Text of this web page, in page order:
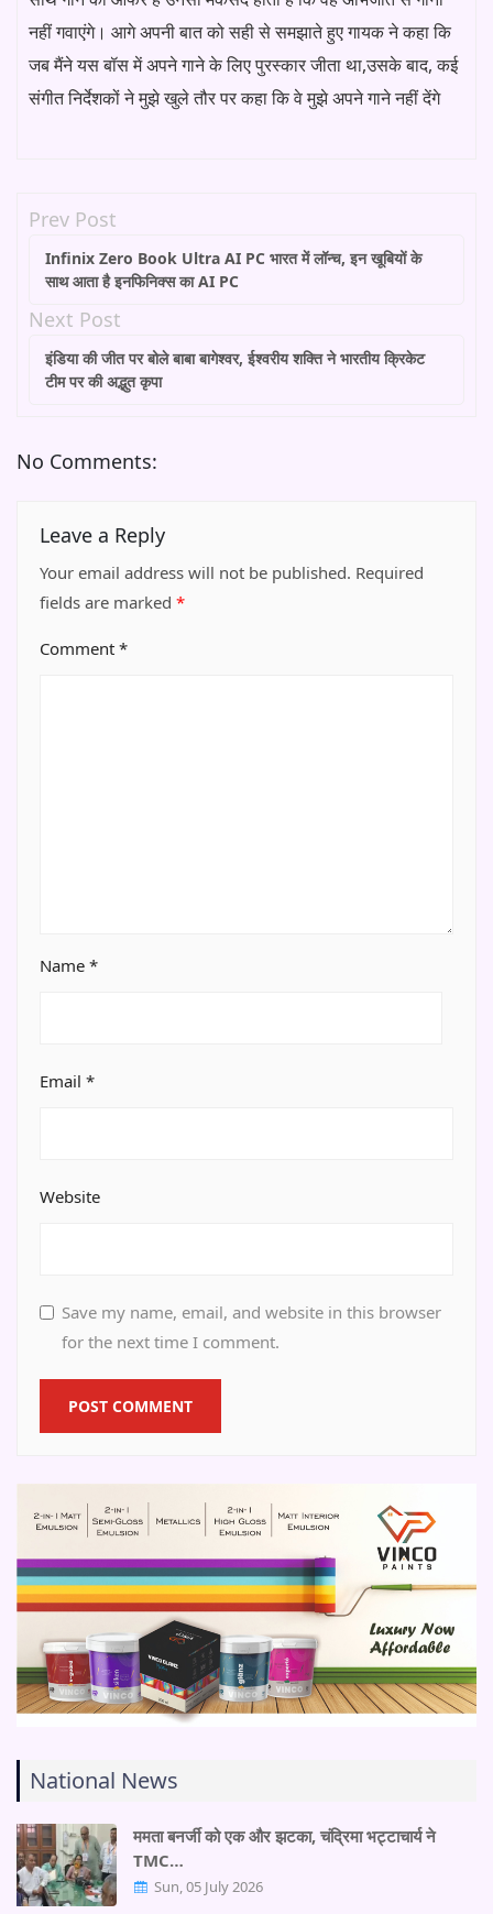
नहीं गवाएंगे। आगे अपनी बात को सही से समझाते हुए गायक ने कहा कि
जब मैंने यस बॉस में अपने गाने के लिए पुरस्कार जीता था,उसके बाद, कई
संगीत निर्देशकों ने मुझे खुले तौर पर कहा कि वे मुझे अपने गाने नहीं देंगे
Prev Post
Infinix Zero Book Ultra AI PC भारत में लॉन्च, इन खूबियों के
साथ आता है इनफिनिक्स का AI PC
Next Post
इंडिया की जीत पर बोले बाबा बागेश्वर, ईश्वरीय शक्ति ने भारतीय क्रिकेट
टीम पर की अद्भुत कृपा
No Comments:
Leave a Reply
Your email address will not be published. Required
fields are marked *
Comment *
Name *
Email *
Website
Save my name, email, and website in this browser
for the next time I comment.
National News
ममता बनर्जी को एक और झटका, चंद्रिमा भट्टाचार्य ने
TMC…
Sun, 05 July 2026